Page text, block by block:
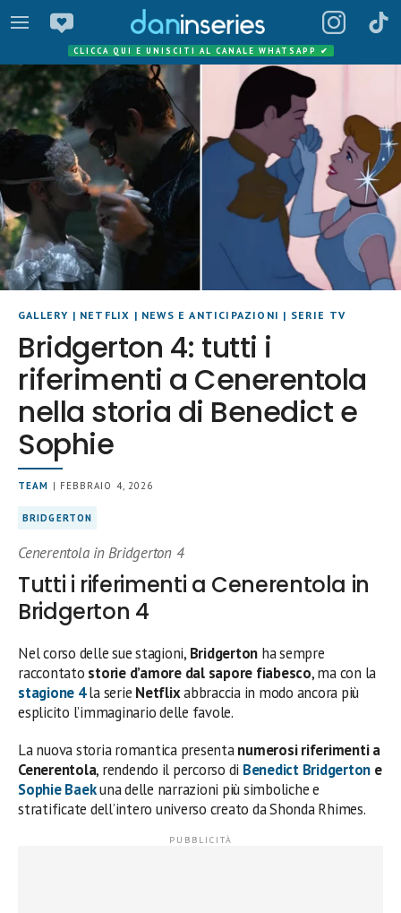
CLICCA QUI E UNISCITI AL CANALE WHATSAPP ✔
GALLERY | NETFLIX | NEWS E ANTICIPAZIONI | SERIE TV
Bridgerton 4: tutti i
riferimenti a Cenerentola
nella storia di Benedict e
Sophie
TEAM | FEBBRAIO 4, 2026
BRIDGERTON
Cenerentola in Bridgerton 4
Tutti i riferimenti a Cenerentola in
Bridgerton 4
Nel corso delle sue stagioni, Bridgerton ha sempre
raccontato storie d’amore dal sapore fiabesco, ma con la
stagione 4la serie Netflixabbraccia in modo ancora più
esplicito l’immaginario delle favole.
La nuova storia romantica presentanumerosi riferimenti a
Cenerentola, rendendo il percorso di Benedict Bridgerton e
Sophie Baekuna delle narrazioni più simboliche e
stratificate dell’intero universo creato da Shonda Rhimes.